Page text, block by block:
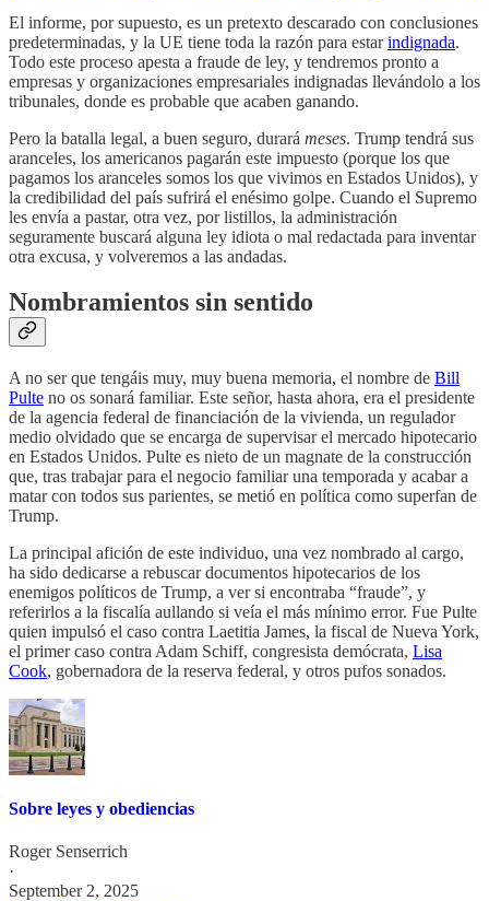
El informe, por supuesto, es un pretexto descarado con conclusiones
predeterminadas, y la UE tiene toda la razón para estarindignada.
Todo este proceso apesta a fraude de ley, y tendremos pronto a
empresas y organizaciones empresariales indignadas llevándolo a los
tribunales, donde es probable que acaben ganando.
Pero la batalla legal, a buen seguro, durará meses. Trump tendrá sus
aranceles, los americanos pagarán este impuesto (porque los que
pagamos los aranceles somos los que vivimos en Estados Unidos), y
la credibilidad del país sufrirá el enésimo golpe. Cuando el Supremo
les envía a pastar, otra vez, por listillos, la administración
seguramente buscará alguna ley idiota o mal redactada para inventar
otra excusa, y volveremos a las andadas.
Nombramientos sin sentido
A no ser que tengáis muy, muy buena memoria, el nombre de Bill
Pulte no os sonará familiar. Este señor, hasta ahora, era el presidente
de la agencia federal de financiación de la vivienda, un regulador
medio olvidado que se encarga de supervisar el mercado hipotecario
en Estados Unidos. Pulte es nieto de un magnate de la construcción
que, tras trabajar para el negocio familiar una temporada y acabar a
matar con todos sus parientes, se metió en política como superfan de
Trump.
La principal afición de este individuo, una vez nombrado al cargo,
ha sido dedicarse a rebuscar documentos hipotecarios de los
enemigos políticos de Trump, a ver si encontraba “fraude”, y
referirlos a la fiscalía aullando si veía el más mínimo error. Fue Pulte
quien impulsó el caso contra Laetitia James, la fiscal de Nueva York,
el primer caso contra Adam Schiff, congresista demócrata, Lisa
Cook, gobernadora de la reserva federal, y otros pufos sonados.
Sobre leyes y obediencias
Roger Senserrich
·
September 2, 2025